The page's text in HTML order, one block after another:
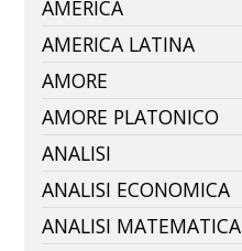
AMERICA
AMERICA LATINA
AMORE
AMORE PLATONICO
ANALISI
ANALISI ECONOMICA
ANALISI MATEMATICA